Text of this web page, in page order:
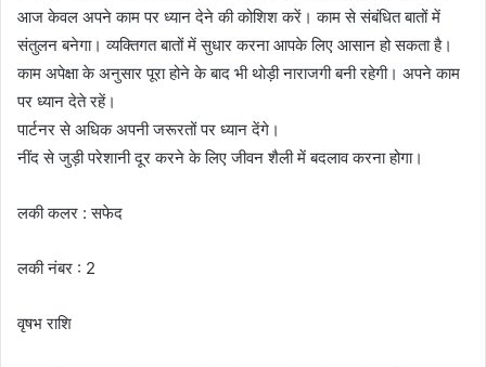
आज केवल अपने काम पर ध्यान देने की कोशिश करें। काम से संबंधित बातों में
संतुलन बनेगा। व्यक्तिगत बातों में सुधार करना आपके लिए आसान हो सकता है।
काम अपेक्षा के अनुसार पूरा होने के बाद भी थोड़ी नाराजगी बनी रहेगी। अपने काम
पर ध्यान देते रहें।
पार्टनर से अधिक अपनी जरूरतों पर ध्यान देंगे।
नींद से जुड़ी परेशानी दूर करने के लिए जीवन शैली में बदलाव करना होगा।
लकी कलर : सफेद
लकी नंबर : 2
वृषभ राशि